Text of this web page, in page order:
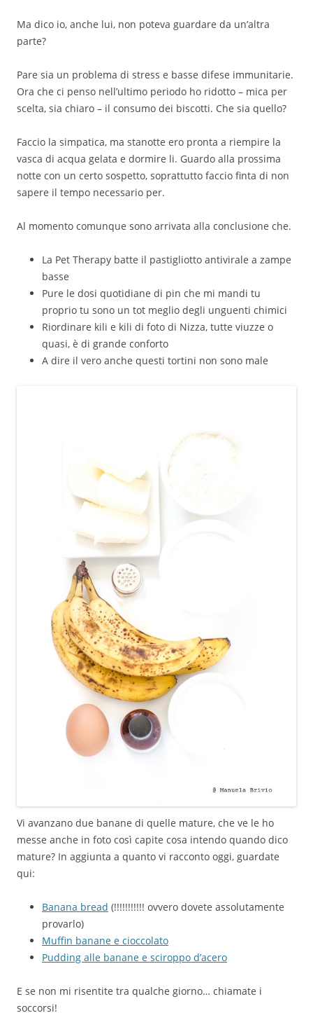
Ma dico io, anche lui, non poteva guardare da un’altra
parte?
Pare sia un problema di stress e basse difese immunitarie.
Ora che ci penso nell’ultimo periodo ho ridotto – mica per
scelta, sia chiaro – il consumo dei biscotti. Che sia quello?
Faccio la simpatica, ma stanotte ero pronta a riempire la
vasca di acqua gelata e dormire li. Guardo alla prossima
notte con un certo sospetto, soprattutto faccio finta di non
sapere il tempo necessario per.
Al momento comunque sono arrivata alla conclusione che.
La Pet Therapy batte il pastigliotto antivirale a zampe
basse
Pure le dosi quotidiane di pin che mi mandi tu
proprio tu sono un tot meglio degli unguenti chimici
Riordinare kili e kili di foto di Nizza, tutte viuzze o
quasi, è di grande conforto
A dire il vero anche questi tortini non sono male
Vi avanzano due banane di quelle mature, che ve le ho
messe anche in foto così capite cosa intendo quando dico
mature? In aggiunta a quanto vi racconto oggi, guardate
qui:
Banana bread (!!!!!!!!!!! ovvero dovete assolutamente
provarlo)
Muffin banane e cioccolato
Pudding alle banane e sciroppo d’acero
E se non mi risentite tra qualche giorno… chiamate i
soccorsi!